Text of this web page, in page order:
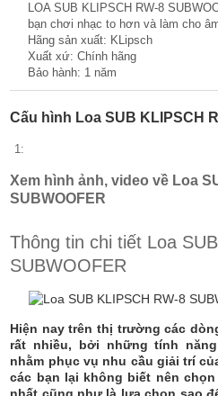
LOA SUB KLIPSCH RW-8
bạn chơi nhạc to hơn và làm cho
Hãng sản xuất: KLipsch
Xuất xứ: Chính hãng
Bảo hành: 1 năm
Cấu hình Loa SUB KLIPSCH
1:
Xem hình ảnh, video về Loa
SUBWOOFER
Thông tin chi tiết Loa
SUBWOOFER
Hiện nay trên thị trường các
rất nhiều, bởi những tính
nhằm phục vụ nhu cầu giải trí
các bạn lại không biết nên